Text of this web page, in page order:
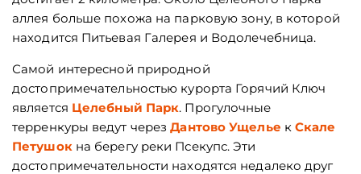
аллея больше похожа на парковую зону, в которой
находится Питьевая Галерея и Водолечебница.
Самой интересной природной
достопримечательностью курорта Горячий Ключ
является Целебный Парк. Прогулочные
терренкуры ведут черезДантово Ущелье кСкале
Петушок на берегу реки Псекупс. Эти
достопримечательности находятся недалеко друг